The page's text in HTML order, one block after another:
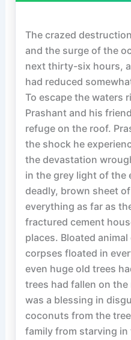
The crazed
and the surge of the
next thirty-six hours,
had reduced
To escape the waters
Prashant and his
refuge on the roof.
the shock he
the devastation
in the grey light of the
deadly, brown sheet
everything as far as
fractured cement
places. Bloated
corpses floated in
even huge old trees
trees had fallen on
was a blessing in
coconuts from the
family from starving